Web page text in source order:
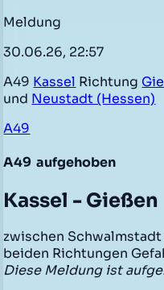
Meldung
30.06.26, 22:57
A49 Kassel Richtung
und Neustadt (Hessen)
A49
A49 aufgehoben
Kassel - Gießen
zwischen
beiden Richtungen
Diese Meldung ist